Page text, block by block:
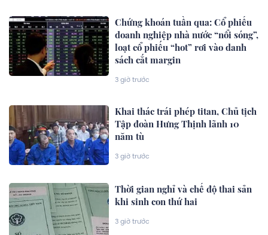
Chứng khoán tuần qua: Cổ phiếu
doanh nghiệp nhà nước “nổi sóng”,
loạt cổ phiếu “hot” rơi vào danh
sách cắt margin
3 giờ trước
Khai thác trái phép titan, Chủ tịch
Tập đoàn Hưng Thịnh lãnh 10
năm tù
3 giờ trước
Thời gian nghỉ và chế độ thai sản
khi sinh con thứ hai
3 giờ trước